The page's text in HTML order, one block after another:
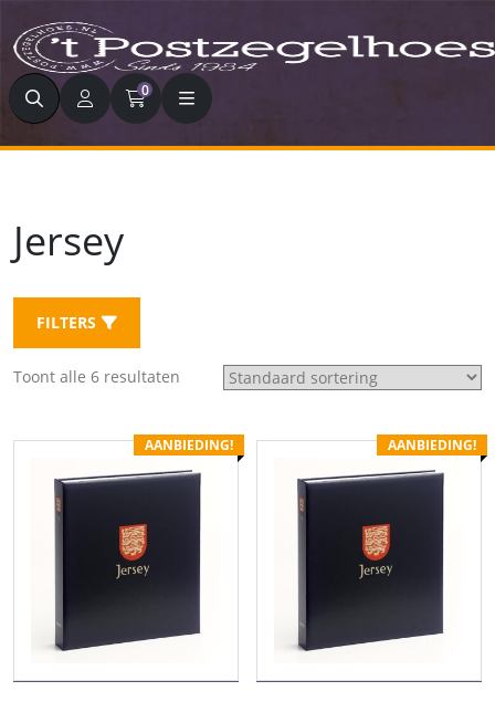
Zoeken 0
Jersey
FILTERS
Toont alle 6 resultaten
AANBIEDING! AANBIEDING!